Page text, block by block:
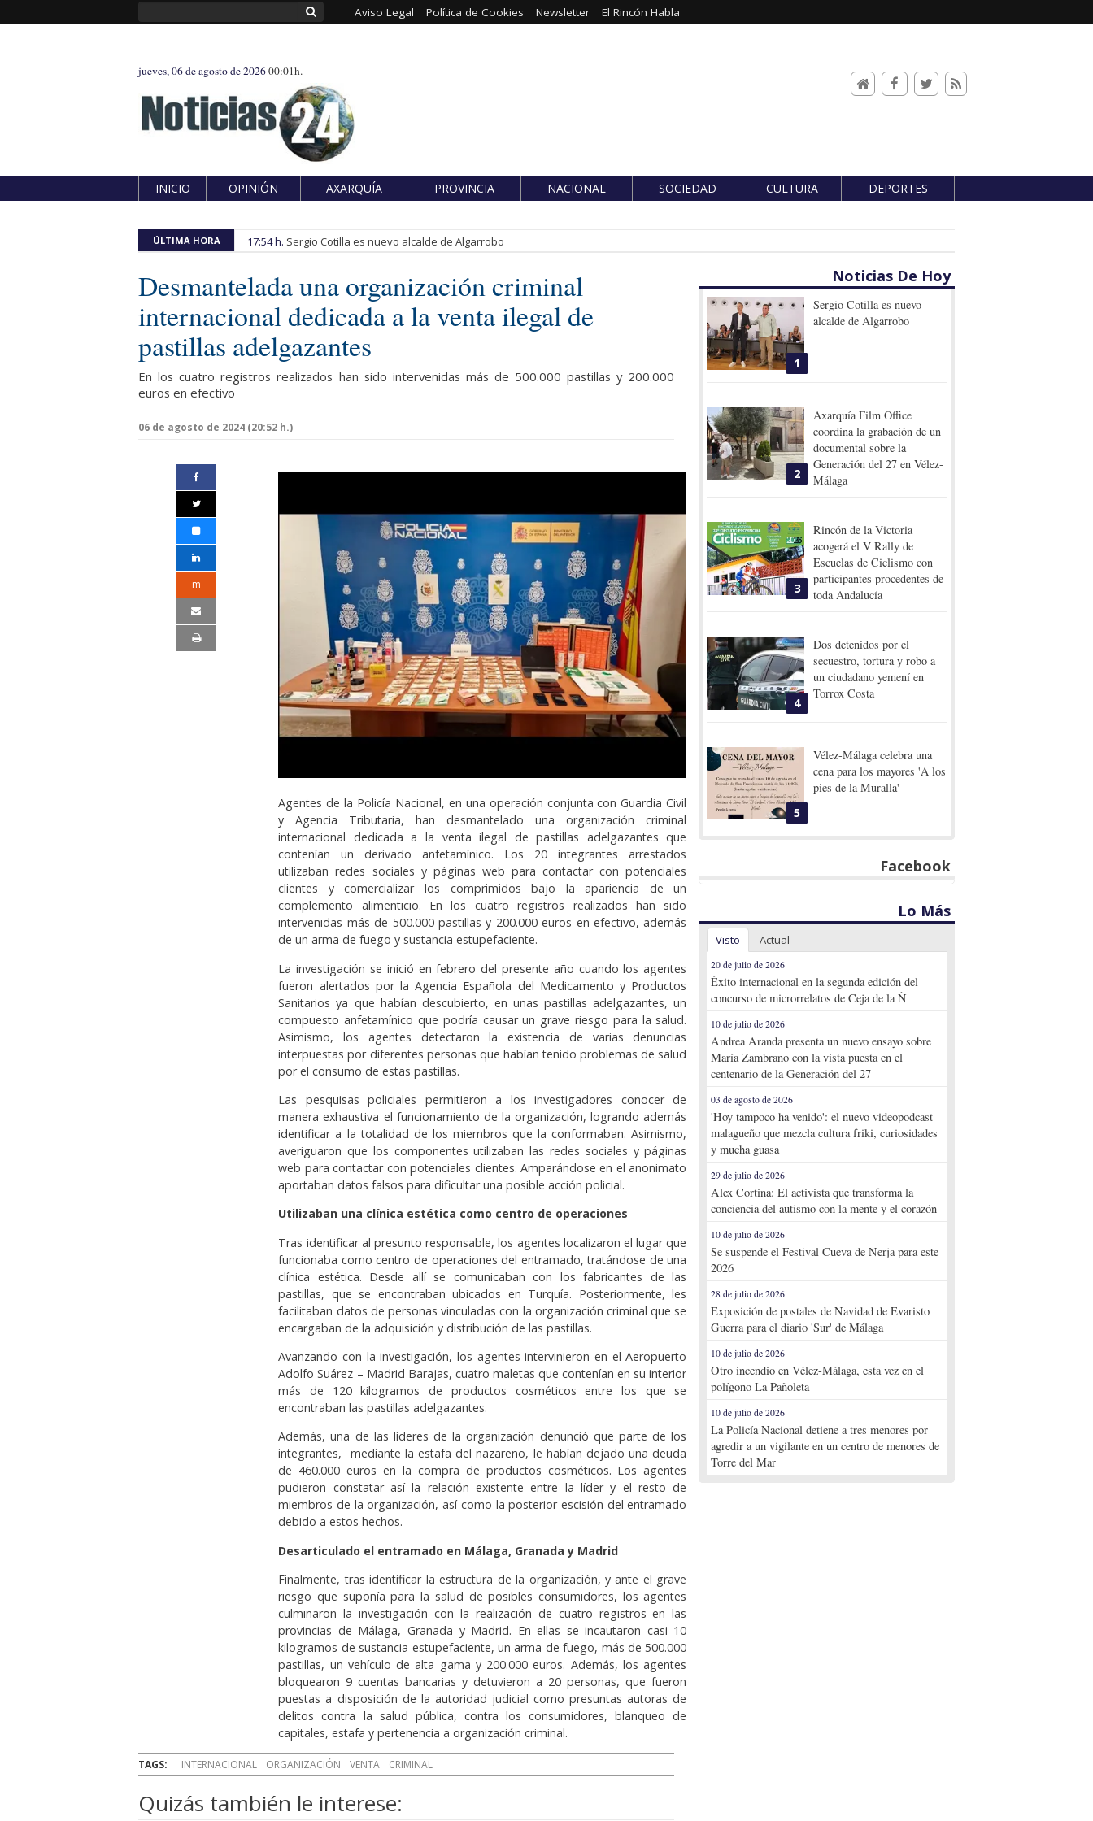
Aviso Legal Política de Cookies Newsletter El Rincón Habla
jueves, 06 de agosto de 202600:01h.
INICIO OPINIÓN AXARQUÍA PROVINCIA NACIONAL SOCIEDAD CULTURA DEPORTES
ÚLTIMA HORA 17:54 h. Sergio Cotilla es nuevo alcalde de Algarrobo
Desmantelada una organización criminal
internacional dedicada a la venta ilegal de
pastillas adelgazantes
En los cuatro registros realizados han sido intervenidas más de 500.000 pastillas y 200.000
euros en efectivo
06 de agosto de 2024 (20:52 h.)
m
Agentes de la Policía Nacional, en una operación conjunta con Guardia Civil
y Agencia Tributaria, han desmantelado una organización criminal
internacional dedicada a la venta ilegal de pastillas adelgazantes que
contenían un derivado anfetamínico. Los 20 integrantes arrestados
utilizaban redes sociales y páginas web para contactar con potenciales
clientes y comercializar los comprimidos bajo la apariencia de un
complemento alimenticio. En los cuatro registros realizados han sido
intervenidas más de 500.000 pastillas y 200.000 euros en efectivo, además
de un arma de fuego y sustancia estupefaciente.
La investigación se inició en febrero del presente año cuando los agentes
fueron alertados por la Agencia Española del Medicamento y Productos
Sanitarios ya que habían descubierto, en unas pastillas adelgazantes, un
compuesto anfetamínico que podría causar un grave riesgo para la salud.
Asimismo, los agentes detectaron la existencia de varias denuncias
interpuestas por diferentes personas que habían tenido problemas de salud
por el consumo de estas pastillas.
Las pesquisas policiales permitieron a los investigadores conocer de
manera exhaustiva el funcionamiento de la organización, logrando además
identificar a la totalidad de los miembros que la conformaban. Asimismo,
averiguaron que los componentes utilizaban las redes sociales y páginas
web para contactar con potenciales clientes. Amparándose en el anonimato
aportaban datos falsos para dificultar una posible acción policial.
Utilizaban una clínica estética como centro de operaciones
Tras identificar al presunto responsable, los agentes localizaron el lugar que
funcionaba como centro de operaciones del entramado, tratándose de una
clínica estética. Desde allí se comunicaban con los fabricantes de las
pastillas, que se encontraban ubicados en Turquía. Posteriormente, les
facilitaban datos de personas vinculadas con la organización criminal que se
encargaban de la adquisición y distribución de las pastillas.
Avanzando con la investigación, los agentes intervinieron en el Aeropuerto
Adolfo Suárez – Madrid Barajas, cuatro maletas que contenían en su interior
más de 120 kilogramos de productos cosméticos entre los que se
encontraban las pastillas adelgazantes.
Además, una de las líderes de la organización denunció que parte de los
integrantes, mediante la estafa del nazareno, le habían dejado una deuda
de 460.000 euros en la compra de productos cosméticos. Los agentes
pudieron constatar así la relación existente entre la líder y el resto de
miembros de la organización, así como la posterior escisión del entramado
debido a estos hechos.
Desarticulado el entramado en Málaga, Granada y Madrid
Finalmente, tras identificar la estructura de la organización, y ante el grave
riesgo que suponía para la salud de posibles consumidores, los agentes
culminaron la investigación con la realización de cuatro registros en las
provincias de Málaga, Granada y Madrid. En ellas se incautaron casi 10
kilogramos de sustancia estupefaciente, un arma de fuego, más de 500.000
pastillas, un vehículo de alta gama y 200.000 euros. Además, los agentes
bloquearon 9 cuentas bancarias y detuvieron a 20 personas, que fueron
puestas a disposición de la autoridad judicial como presuntas autoras de
delitos contra la salud pública, contra los consumidores, blanqueo de
capitales, estafa y pertenencia a organización criminal.
TAGS: INTERNACIONAL ORGANIZACIÓN VENTA CRIMINAL
Quizás también le interese:
Noticias De Hoy
1
Sergio Cotilla es nuevo
alcalde de Algarrobo
2
Axarquía Film Office
coordina la grabación de un
documental sobre la
Generación del 27 en Vélez-
Málaga
3
Rincón de la Victoria
acogerá el V Rally de
Escuelas de Ciclismo con
participantes procedentes de
toda Andalucía
4
Dos detenidos por el
secuestro, tortura y robo a
un ciudadano yemení en
Torrox Costa
5
Vélez-Málaga celebra una
cena para los mayores 'A los
pies de la Muralla'
Facebook
Lo Más
Visto Actual
20 de julio de 2026
Éxito internacional en la segunda edición del
concurso de microrrelatos de Ceja de la Ñ
10 de julio de 2026
Andrea Aranda presenta un nuevo ensayo sobre
María Zambrano con la vista puesta en el
centenario de la Generación del 27
03 de agosto de 2026
'Hoy tampoco ha venido': el nuevo videopodcast
malagueño que mezcla cultura friki, curiosidades
y mucha guasa
29 de julio de 2026
Alex Cortina: El activista que transforma la
conciencia del autismo con la mente y el corazón
10 de julio de 2026
Se suspende el Festival Cueva de Nerja para este
2026
28 de julio de 2026
Exposición de postales de Navidad de Evaristo
Guerra para el diario 'Sur' de Málaga
10 de julio de 2026
Otro incendio en Vélez-Málaga, esta vez en el
polígono La Pañoleta
10 de julio de 2026
La Policía Nacional detiene a tres menores por
agredir a un vigilante en un centro de menores de
Torre del Mar